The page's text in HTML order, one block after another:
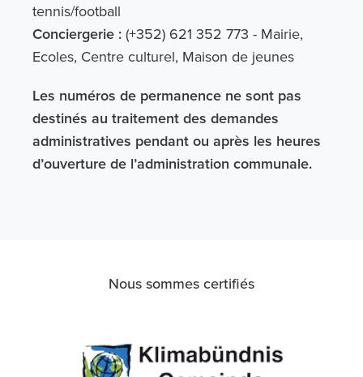
tennis/football
Conciergerie : (+352) 621 352 773 - Mairie,
Ecoles, Centre culturel, Maison de jeunes
Les numéros de permanence ne sont pas
destinés au traitement des demandes
administratives pendant ou après les heures
d’ouverture de l’administration communale.
Nous sommes certifiés